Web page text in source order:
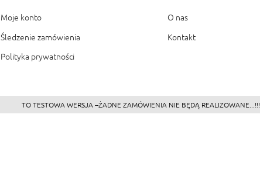
Moje konto
Śledzenie zamówienia
Polityka prywatności
O nas
Kontakt
TO TESTOWA WERSJA --ŻADNE ZAMÓWIENIA NIE BĘDĄ REALIZOWANE...!!!